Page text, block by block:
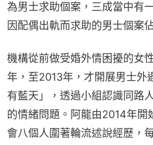
為男士求助個案，三成當中有
因配偶出軌而求助的男士個案
機構從前做受婚外情困擾的女
年，至2013年，才開展男士外
有藍天」，透過小組認識同路
的情緒問題。阿龍由2014年開
會八個人圍著輪流述說經歷，